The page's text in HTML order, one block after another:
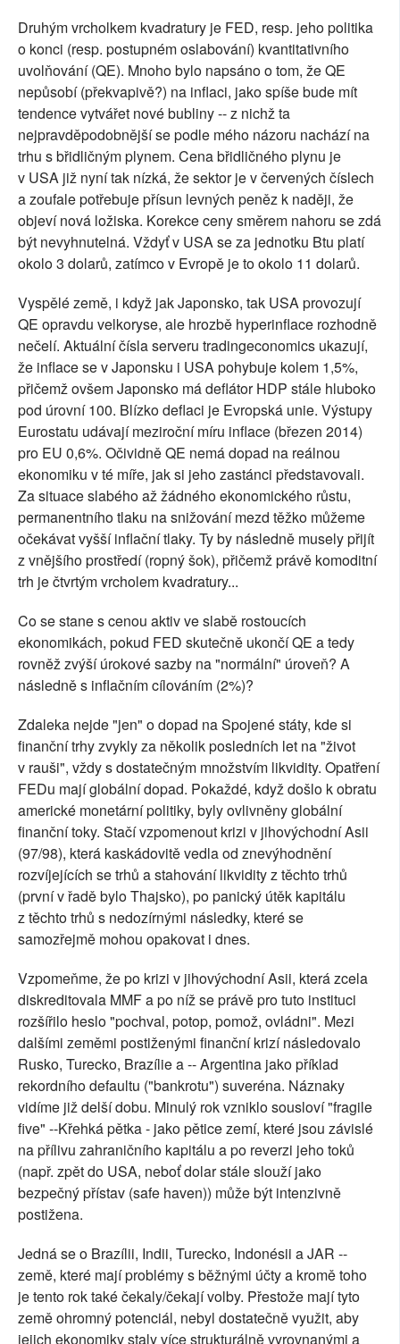
Druhým vrcholkem kvadratury je FED, resp. jeho politika
o konci (resp. postupném oslabování) kvantitativního
uvolňování (QE). Mnoho bylo napsáno o tom, že QE
nepůsobí (překvapivě?) na inflaci, jako spíše bude mít
tendence vytvářet nové bubliny -- z nichž ta
nejpravděpodobnější se podle mého názoru nachází na
trhu s břidličným plynem. Cena břidličného plynu je
v USA již nyní tak nízká, že sektor je v červených číslech
a zoufale potřebuje přísun levných peněz k naději, že
objeví nová ložiska. Korekce ceny směrem nahoru se zdá
být nevyhnutelná. Vždyť v USA se za jednotku Btu platí
okolo 3 dolarů, zatímco v Evropě je to okolo 11 dolarů.
Vyspělé země, i když jak Japonsko, tak USA provozují
QE opravdu velkoryse, ale hrozbě hyperinflace rozhodně
nečelí. Aktuální čísla serveru tradingeconomics ukazují,
že inflace se v Japonsku i USA pohybuje kolem 1,5%,
přičemž ovšem Japonsko má deflátor HDP stále hluboko
pod úrovní 100. Blízko deflaci je Evropská unie. Výstupy
Eurostatu udávají meziroční míru inflace (březen 2014)
pro EU 0,6%. Očividně QE nemá dopad na reálnou
ekonomiku v té míře, jak si jeho zastánci představovali.
Za situace slabého až žádného ekonomického růstu,
permanentního tlaku na snižování mezd těžko můžeme
očekávat vyšší inflační tlaky. Ty by následně musely přijít
z vnějšího prostředí (ropný šok), přičemž právě komoditní
trh je čtvrtým vrcholem kvadratury...
Co se stane s cenou aktiv ve slabě rostoucích
ekonomikách, pokud FED skutečně ukončí QE a tedy
rovněž zvýší úrokové sazby na "normální" úroveň? A
následně s inflačním cílováním (2%)?
Zdaleka nejde "jen" o dopad na Spojené státy, kde si
finanční trhy zvykly za několik posledních let na "život
v rauši", vždy s dostatečným množstvím likvidity. Opatření
FEDu mají globální dopad. Pokaždé, když došlo k obratu
americké monetární politiky, byly ovlivněny globální
finanční toky. Stačí vzpomenout krizi v jihovýchodní Asii
(97/98), která kaskádovitě vedla od znevýhodnění
rozvíjejících se trhů a stahování likvidity z těchto trhů
(první v řadě bylo Thajsko), po panický útěk kapitálu
z těchto trhů s nedozírnými následky, které se
samozřejmě mohou opakovat i dnes.
Vzpomeňme, že po krizi v jihovýchodní Asii, která zcela
diskreditovala MMF a po níž se právě pro tuto instituci
rozšířilo heslo "pochval, potop, pomož, ovládni". Mezi
dalšími zeměmi postiženými finanční krizí následovalo
Rusko, Turecko, Brazílie a -- Argentina jako příklad
rekordního defaultu ("bankrotu") suveréna. Náznaky
vidíme již delší dobu. Minulý rok vzniklo sousloví "fragile
five" --Křehká pětka - jako pětice zemí, které jsou závislé
na přílivu zahraničního kapitálu a po reverzi jeho toků
(např. zpět do USA, neboť dolar stále slouží jako
bezpečný přístav (safe haven)) může být intenzivně
postižena.
Jedná se o Brazílii, Indii, Turecko, Indonésii a JAR --
země, které mají problémy s běžnými účty a kromě toho
je tento rok také čekaly/čekají volby. Přestože mají tyto
země ohromný potenciál, nebyl dostatečně využit, aby
jejich ekonomiky staly více strukturálně vyrovnanými a